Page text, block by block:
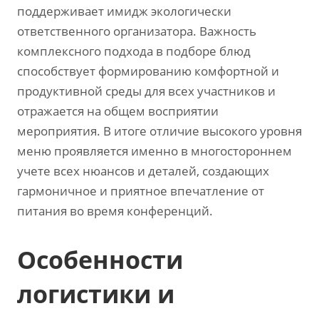
поддерживает имидж экологически
ответственного организатора. Важность
комплексного подхода в подборе блюд
способствует формированию комфортной и
продуктивной среды для всех участников и
отражается на общем восприятии
мероприятия. В итоге отличие высокого уровня
меню проявляется именно в многостороннем
учете всех нюансов и деталей, создающих
гармоничное и приятное впечатление от
питания во время конференций.
Особенности
логистики и